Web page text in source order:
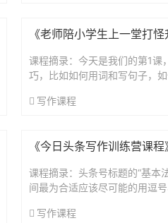
《老师陪小学生上一堂打怪
课程摘录：今天是我们的第1课
巧，比如如何用词和写句子，
巧...写作课程
《今日头条写作训练营课程
课程摘录：头条号标题的“基本
间最为合适应该尽可能的用逗
写作课程